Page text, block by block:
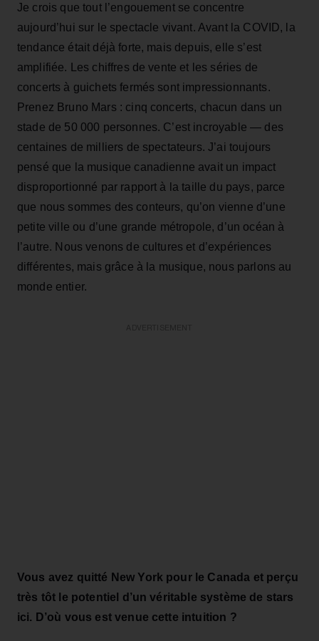
Je crois que tout l’engouement se concentre
aujourd’hui sur le spectacle vivant. Avant la COVID, la
tendance était déjà forte, mais depuis, elle s’est
amplifiée. Les chiffres de vente et les séries de
concerts à guichets fermés sont impressionnants.
Prenez Bruno Mars : cinq concerts, chacun dans un
stade de 50 000 personnes. C’est incroyable — des
centaines de milliers de spectateurs. J’ai toujours
pensé que la musique canadienne avait un impact
disproportionné par rapport à la taille du pays, parce
que nous sommes des conteurs, qu’on vienne d’une
petite ville ou d’une grande métropole, d’un océan à
l’autre. Nous venons de cultures et d’expériences
différentes, mais grâce à la musique, nous parlons au
monde entier.
Vous avez quitté New York pour le Canada et perçu
très tôt le potentiel d’un véritable système de stars
ici. D’où vous est venue cette intuition ?